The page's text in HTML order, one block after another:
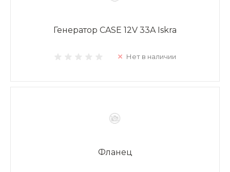
Генератор CASE 12V 33A Iskra
Нет в наличии
Фланец